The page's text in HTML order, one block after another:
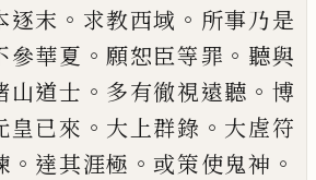
逐末 。 求教西域 。 所事乃是
參華夏 。 願恕臣等罪 。 聽與
山道士 。 多有徹視遠聽 。 博
皇已來 。 大上群錄 。 大虗符
。 達其涯極 。 或策使鬼神 。